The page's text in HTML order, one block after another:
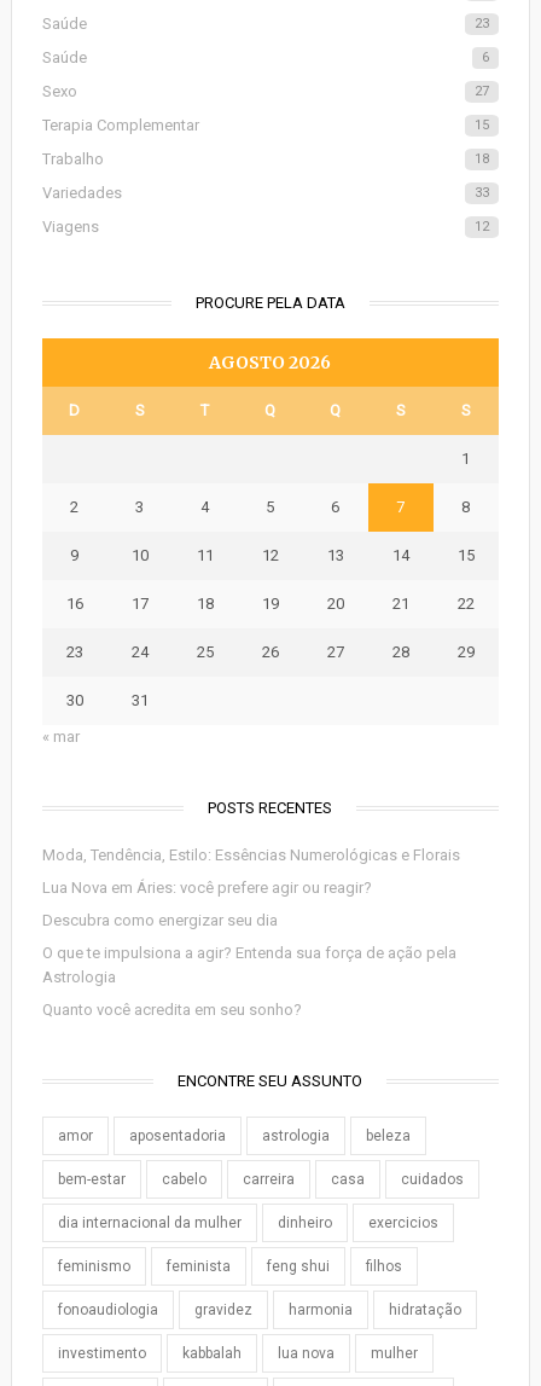
Saúde 23
Saúde 6
Sexo 27
Terapia Complementar 15
Trabalho 18
Variedades 33
Viagens 12
PROCURE PELA DATA
AGOSTO 2026
D S T Q Q S S
1
2 3 4 5 6 7 8
9 10 11 12 13 14 15
16 17 18 19 20 21 22
23 24 25 26 27 28 29
30
31
« mar
POSTS RECENTES
Moda, Tendência, Estilo: Essências Numerológicas e Florais
Lua Nova em Áries: você prefere agir ou reagir?
Descubra como energizar seu dia
O que te impulsiona a agir? Entenda sua força de ação pela
Astrologia
Quanto você acredita em seu sonho?
ENCONTRE SEU ASSUNTO
amor aposentadoria astrologia beleza
bem-estar cabelo carreira casa cuidados
dia internacional da mulher dinheiro exercicios
feminismo feminista feng shui filhos
fonoaudiologia gravidez harmonia hidratação
investimento kabbalah lua nova mulher